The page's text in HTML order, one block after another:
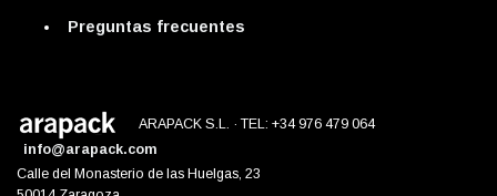
Preguntas frecuentes
ARAPACK S.L. · TEL: +34 976 479 064
info@arapack.com
Calle del Monasterio de las Huelgas, 23